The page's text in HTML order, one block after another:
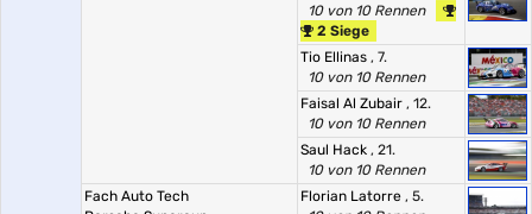
10 von 10 Rennen
2 Siege
Tio Ellinas , 7.
10 von 10 Rennen
Faisal Al Zubair , 12.
10 von 10 Rennen
Saul Hack , 21.
10 von 10 Rennen
Fach Auto Tech
Florian Latorre , 5.